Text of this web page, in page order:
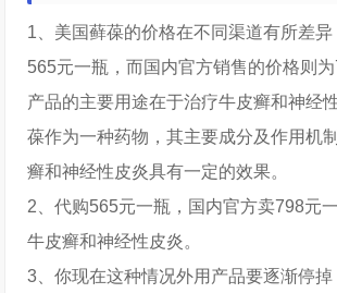
1、美国藓葆的价格在不同渠道有所差
565元一瓶，而国内官方销售的价格则
产品的主要用途在于治疗牛皮癣和神经
葆作为一种药物，其主要成分及作用机
癣和神经性皮炎具有一定的效果。
2、代购565元一瓶，国内官方卖798元
牛皮癣和神经性皮炎。
3、你现在这种情况外用产品要逐渐停